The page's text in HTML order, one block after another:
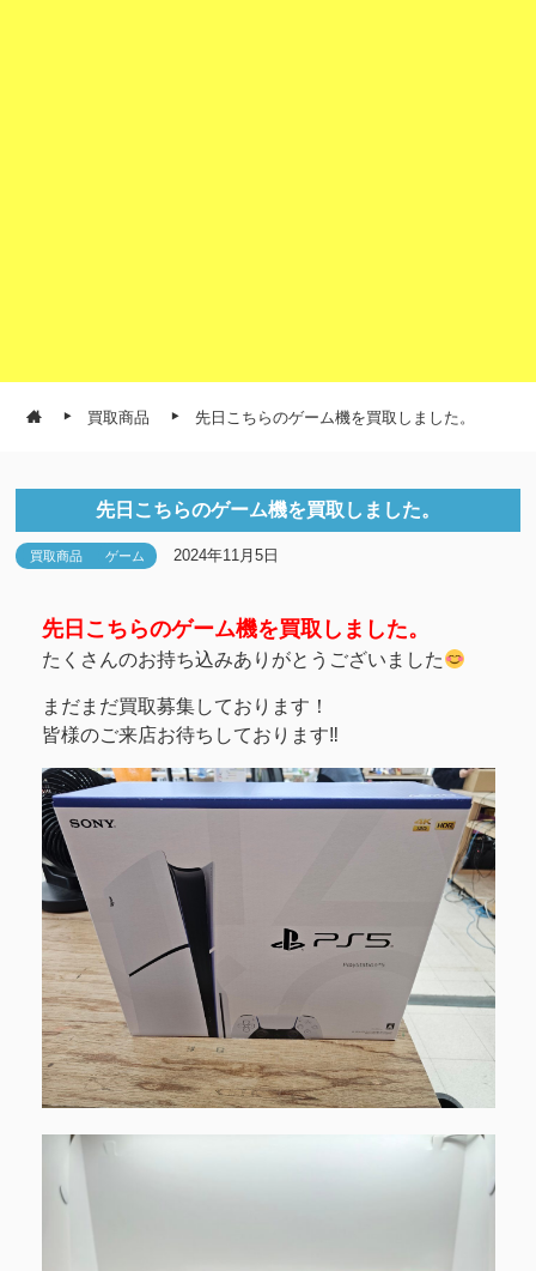
買取商品 先日こちらのゲーム機を買取しました。
先日こちらのゲーム機を買取しました。
買取商品 ゲーム 2024年11月5日
先日こちらのゲーム機を買取しました。
たくさんのお持ち込みありがとうございました
まだまだ買取募集しております！
皆様のご来店お待ちしております‼︎